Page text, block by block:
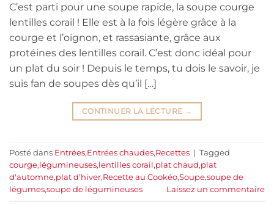
C’est parti pour une soupe rapide, la soupe courge
lentilles corail ! Elle est à la fois légère grâce à la
courge et l’oignon, et rassasiante, grâce aux
protéines des lentilles corail. C’est donc idéal pour
un plat du soir ! Depuis le temps, tu dois le savoir, je
suis fan de soupes dès qu’il […]
CONTINUER LA LECTURE →
Posté dans Entrées,Entrées chaudes,Recettes | Tagged
courge,légumineuses,lentilles corail,plat chaud,plat
d'automne,plat d'hiver,Recette au Cookéo,Soupe,soupe de
légumes,soupe de légumineuses Laissez un commentaire